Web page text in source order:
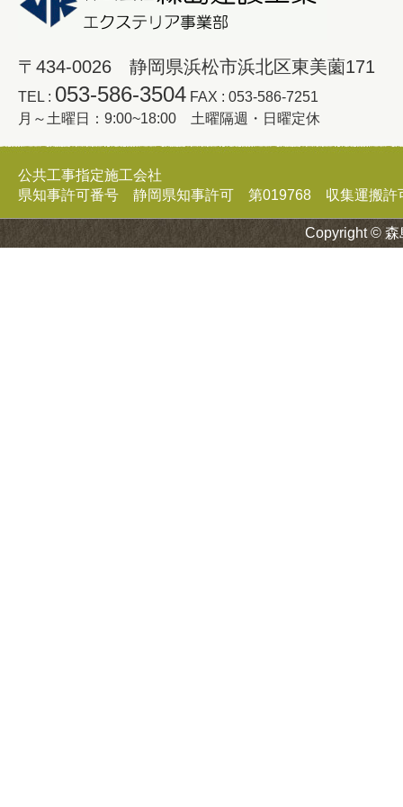
〒434-0026 静岡県浜松市浜北区東美薗171
TEL : 053-586-3504 FAX : 053-586-7251
月～土曜日：9:00~18:00 土曜隔週・日曜定休
公共工事指定施工会社
県知事許可番号 静岡県知事許可 第019768 収集運搬
Copyright © 森